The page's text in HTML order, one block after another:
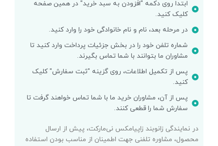
ابتدا روی دکمه "افزودن به سبد خرید" در همین صفحه
کلیک کنید.
در مرحله بعد، نام و نام خانوادگی خود را وارد کنید.
شماره تلفن خود را در بخش جزئیات پرداخت وارد کنید تا
مشاوران ما بتوانند با شما تماس بگیرند.
پس از تکمیل اطلاعات، روی گزینه "ثبت سفارش" کلیک
کنید.
پس از آن، مشاوران خرید ما با شما تماس خواهند گرفت تا
سفارش شما را قطعی کنند.
در نمایندگی زانوبند زاپیامکس نی‌مارکت، پیش از ارسال
محصول، مشاوره تلفنی جهت اطمینان از مناسب بودن استفاده